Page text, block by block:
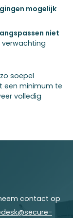
mogelijk
niet
soepel
een minimum te
volledig
contact op